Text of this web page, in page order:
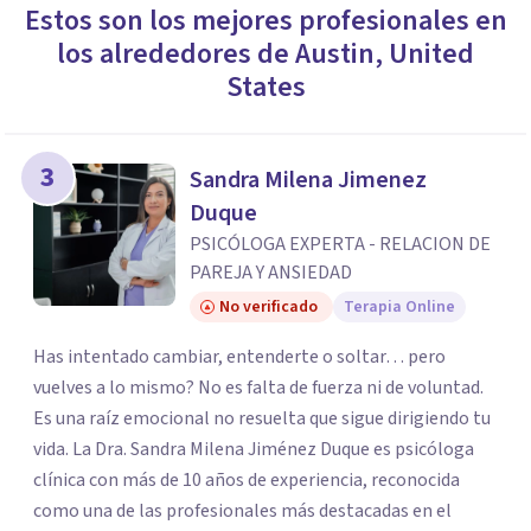
Estos son los mejores profesionales en
los alrededores deAustin, United
States
3
Sandra Milena Jimenez
Duque
PSICÓLOGA EXPERTA - RELACION DE
PAREJA Y ANSIEDAD
No verificado Terapia Online
Has intentado cambiar, entenderte o soltar… pero
vuelves a lo mismo? No es falta de fuerza ni de voluntad.
Es una raíz emocional no resuelta que sigue dirigiendo tu
vida. La Dra. Sandra Milena Jiménez Duque es psicóloga
clínica con más de 10 años de experiencia, reconocida
como una de las profesionales más destacadas en el